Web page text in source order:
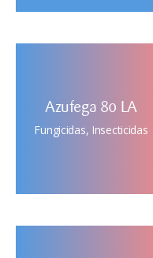
Azufega 80 LA
Fungicidas, Insecticidas